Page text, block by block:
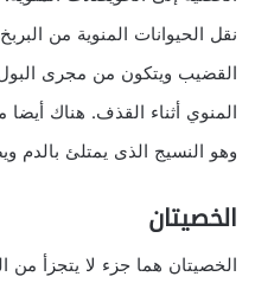
نقل الحيوانات المنوية من
القضيب ويتكون من مجرى
المنوي أثناء القذف. هناك
وهو النسيج الذى يمتلئ بالدم
الخصيتان
الخصيتان هما جزء لا يتجزأ من